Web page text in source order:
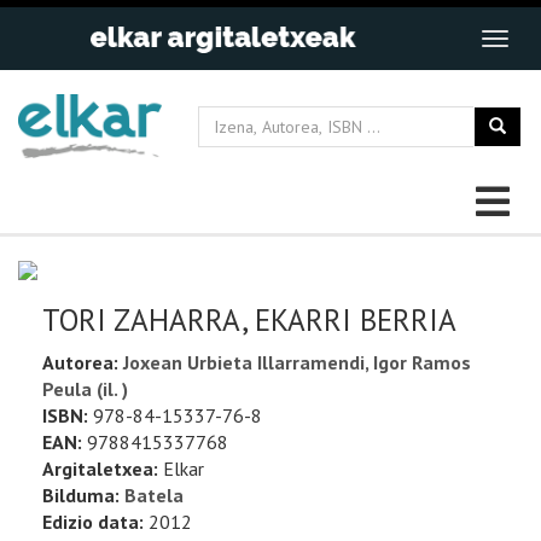
TORI ZAHARRA, EKARRI BERRIA
Autorea:Joxean Urbieta Illarramendi, Igor Ramos
Peula (il. )
ISBN: 978-84-15337-76-8
EAN: 9788415337768
Argitaletxea: Elkar
Bilduma: Batela
Edizio data: 2012